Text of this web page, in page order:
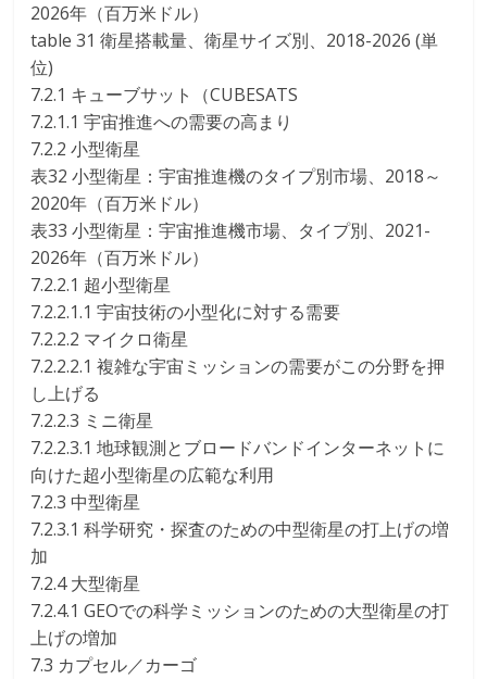
2026年（百万米ドル）
table 31 衛星搭載量、衛星サイズ別、2018-2026 (単
位)
7.2.1 キューブサット（CUBESATS
7.2.1.1 宇宙推進への需要の高まり
7.2.2 小型衛星
表32 小型衛星：宇宙推進機のタイプ別市場、2018～
2020年（百万米ドル）
表33 小型衛星：宇宙推進機市場、タイプ別、2021-
2026年（百万米ドル）
7.2.2.1 超小型衛星
7.2.2.1.1 宇宙技術の小型化に対する需要
7.2.2.2 マイクロ衛星
7.2.2.2.1 複雑な宇宙ミッションの需要がこの分野を押
し上げる
7.2.2.3 ミニ衛星
7.2.2.3.1 地球観測とブロードバンドインターネットに
向けた超小型衛星の広範な利用
7.2.3 中型衛星
7.2.3.1 科学研究・探査のための中型衛星の打上げの増
加
7.2.4 大型衛星
7.2.4.1 GEOでの科学ミッションのための大型衛星の打
上げの増加
7.3 カプセル／カーゴ